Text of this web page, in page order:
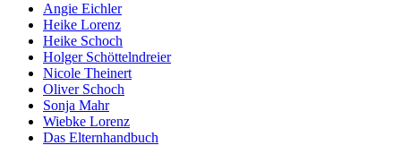
Angie Eichler
Heike Lorenz
Heike Schoch
Holger Schöttelndreier
Nicole Theinert
Oliver Schoch
Sonja Mahr
Wiebke Lorenz
Das Elternhandbuch